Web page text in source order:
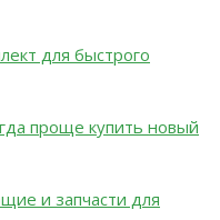
для быстрого
проще купить новый
и запчасти для